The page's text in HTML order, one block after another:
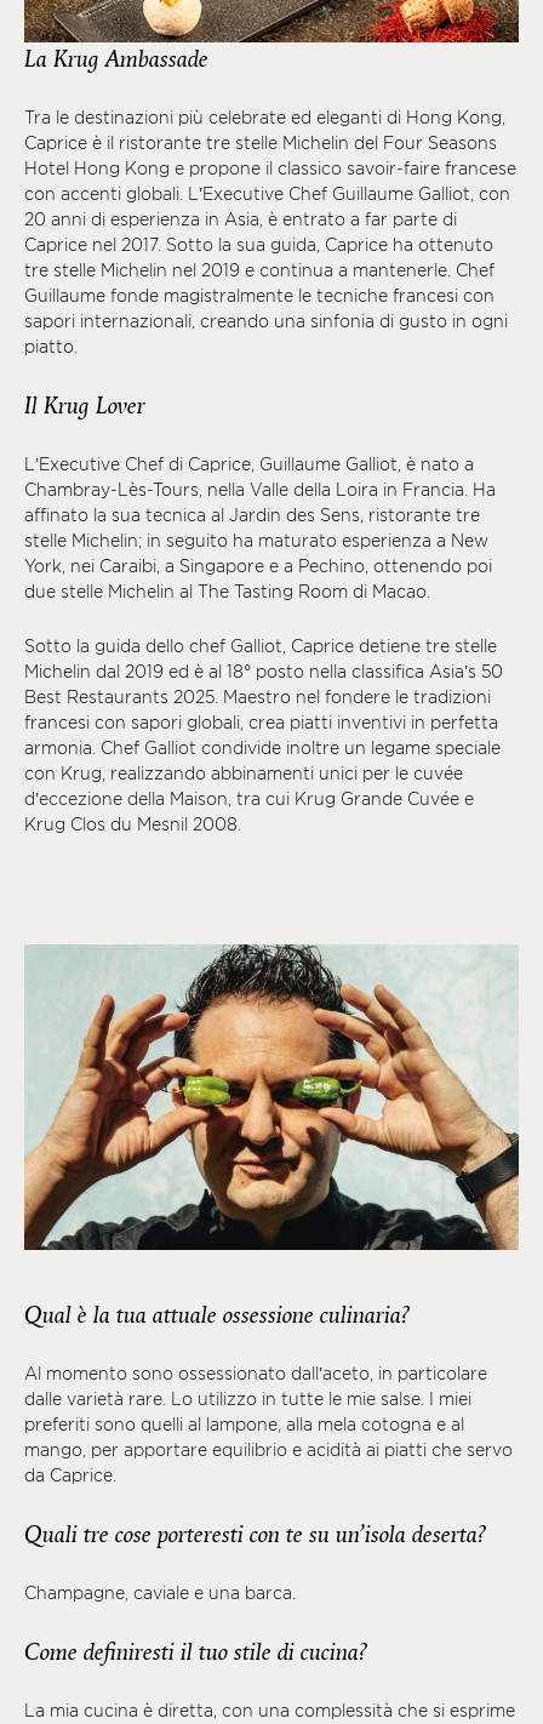
La Krug Ambassade
Tra le destinazioni più celebrate ed eleganti di Hong Kong,
Caprice è il ristorante tre stelle Michelin del Four Seasons
Hotel Hong Kong e propone il classico savoir-faire francese
con accenti globali. L’Executive Chef Guillaume Galliot, con
20 anni di esperienza in Asia, è entrato a far parte di
Caprice nel 2017. Sotto la sua guida, Caprice ha ottenuto
tre stelle Michelin nel 2019 e continua a mantenerle. Chef
Guillaume fonde magistralmente le tecniche francesi con
sapori internazionali, creando una sinfonia di gusto in ogni
piatto.
Il Krug Lover
L’Executive Chef di Caprice, Guillaume Galliot, è nato a
Chambray-Lès-Tours, nella Valle della Loira in Francia. Ha
affinato la sua tecnica al Jardin des Sens, ristorante tre
stelle Michelin; in seguito ha maturato esperienza a New
York, nei Caraibi, a Singapore e a Pechino, ottenendo poi
due stelle Michelin al The Tasting Room di Macao.
Sotto la guida dello chef Galliot, Caprice detiene tre stelle
Michelin dal 2019 ed è al 18° posto nella classifica Asia’s 50
Best Restaurants 2025. Maestro nel fondere le tradizioni
francesi con sapori globali, crea piatti inventivi in perfetta
armonia. Chef Galliot condivide inoltre un legame speciale
con Krug, realizzando abbinamenti unici per le cuvée
d’eccezione della Maison, tra cui Krug Grande Cuvée e
Krug Clos du Mesnil 2008.
Qual è la tua attuale ossessione culinaria?
Al momento sono ossessionato dall’aceto, in particolare
dalle varietà rare. Lo utilizzo in tutte le mie salse. I miei
preferiti sono quelli al lampone, alla mela cotogna e al
mango, per apportare equilibrio e acidità ai piatti che servo
da Caprice.
Quali tre cose porteresti con te su un’isola deserta?
Champagne, caviale e una barca.
Come definiresti il tuo stile di cucina?
La mia cucina è diretta, con una complessità che si esprime